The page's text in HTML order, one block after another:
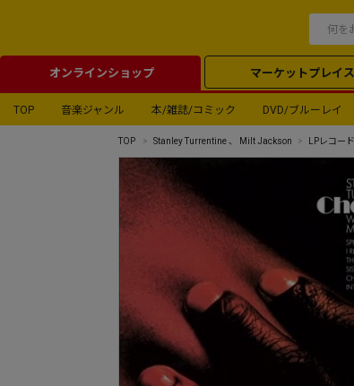
オンラインショップ マーケットプレイス
TOP 音楽ジャンル 本/雑誌/コミック DVD/ブルーレイ
TOP Stanley Turrentine 、 Milt Jackson LPレコード